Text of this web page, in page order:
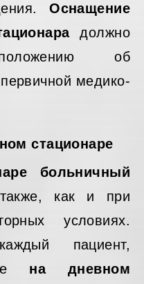
Оснащение
должно
положению об
медико-
стационаре
больничный
как и при
условиях.
пациент,
на дневном